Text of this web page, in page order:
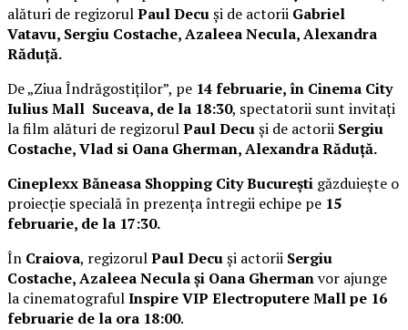
alături de regizorulPaul Decuși de actorii Gabriel
Vatavu, Sergiu Costache, Azaleea Necula, Alexandra
Răduță.
De „Ziua Îndrăgostiților”, pe 14 februarie, în Cinema City
Iulius Mall Suceava, de la 18:30, spectatorii sunt invitați
la film alături de regizorulPaul Decuși de actorii Sergiu
Costache, Vlad si Oana Gherman, Alexandra Răduță.
Cineplexx Băneasa Shopping City București găzduiește o
proiecție specială în prezența întregii echipe pe 15
februarie, de la 17:30.
În Craiova, regizorulPaul Decuși actorii Sergiu
Costache, Azaleea Necula și Oana Ghermanvor ajunge
la cinematografulInspire VIP Electroputere Mall pe 16
februarie de la ora 18:00.